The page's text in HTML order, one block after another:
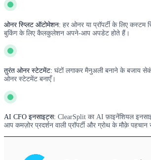
ओनर स्प्लिट ऑटोमेशन: हर ओनर या प्रॉपर्टी के लिए कस्टम
बुकिंग के लिए कैलकुलेशन अपने-आप अपडेट होते हैं।
तुरंत ओनर स्टेटमेंट: घंटों लगाकर मैनुअली बनाने के बजाय
ओनर स्टेटमेंट बनाएँ।
AI CFO इनसाइट्स: ClearSplit का AI फ़ाइनेंशियल
आप कमज़ोर प्रदर्शन वाली प्रॉपर्टी और ग्रोथ के मौक़े